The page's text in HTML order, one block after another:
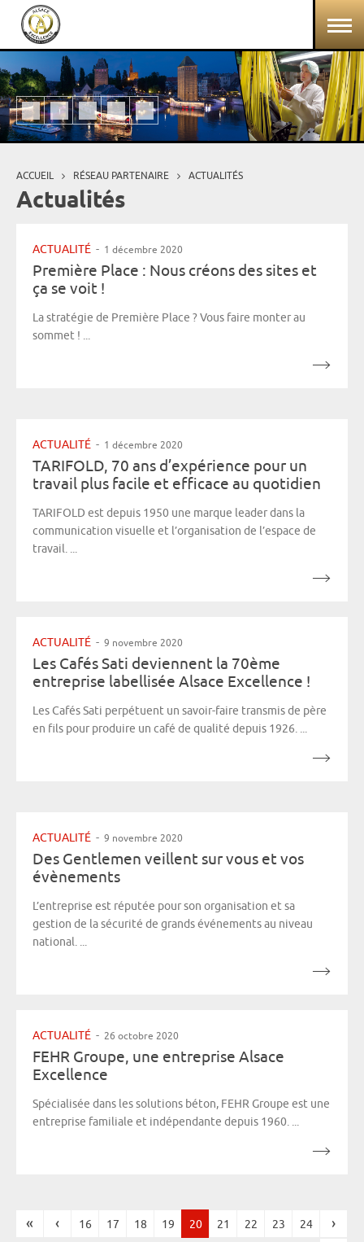
Aller au contenu principal
Vous êtes ici
ACCUEIL RÉSEAU PARTENAIRE ACTUALITÉS
Actualités
ACTUALITÉ - 1 décembre 2020
Première Place : Nous créons des sites et
ça se voit !
La stratégie de Première Place ? Vous faire monter au
sommet ! ...
ACTUALITÉ - 1 décembre 2020
TARIFOLD, 70 ans d’expérience pour un
travail plus facile et efficace au quotidien
TARIFOLD est depuis 1950 une marque leader dans la
communication visuelle et l’organisation de l’espace de
travail. ...
ACTUALITÉ - 9 novembre 2020
Les Cafés Sati deviennent la 70ème
entreprise labellisée Alsace Excellence !
Les Cafés Sati perpétuent un savoir-faire transmis de père
en fils pour produire un café de qualité depuis 1926. ...
ACTUALITÉ - 9 novembre 2020
Des Gentlemen veillent sur vous et vos
évènements
L’entreprise est réputée pour son organisation et sa
gestion de la sécurité de grands événements au niveau
national. ...
ACTUALITÉ - 26 octobre 2020
FEHR Groupe, une entreprise Alsace
Excellence
Spécialisée dans les solutions béton, FEHR Groupe est une
entreprise familiale et indépendante depuis 1960. ...
« ‹ 16 17 18 19 20 21 22 23 24
›
Panneau de gestion des cookies